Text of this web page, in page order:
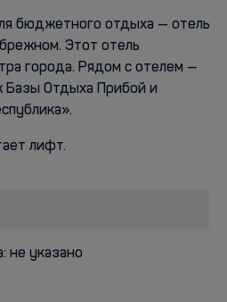
бюджетного отдыха — отель
Этот отель
города. Рядом с отелем —
Базы Отдыха Прибой и
лифт.
не указано